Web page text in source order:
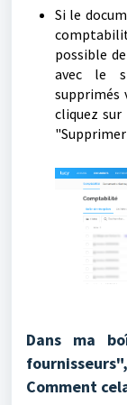
Si le
possible
avec le
supprimés
cliquez
Dans ma
Comment